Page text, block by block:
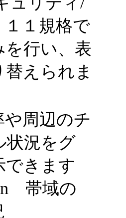
１１規格で
を行い、表
えられま
周辺のチ
状況をグ
できます
帯域の